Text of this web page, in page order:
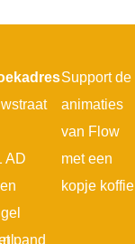
AD
pand
Support de
animaties
van Flow
met een
kopje koffie